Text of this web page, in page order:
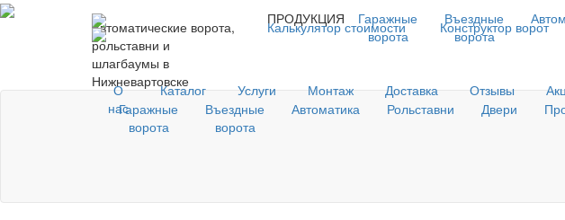
ПРОДУКЦИЯ
Гаражные
ворота
Въездные
ворота
О
нас
Каталог Услуги Монтаж Доставка Отзывы
Автоматические ворота,
рольставни и
шлагбаумы в
Нижневартовске
Калькулятор стоимости Конструктор ворот
Гаражные
ворота
Въездные
ворота
Автоматика Рольставни Двери